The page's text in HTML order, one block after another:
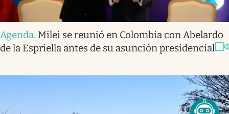
Agenda. Milei se reunió en Colombia con Abelardo
de la Espriella antes de su asunción presidencial